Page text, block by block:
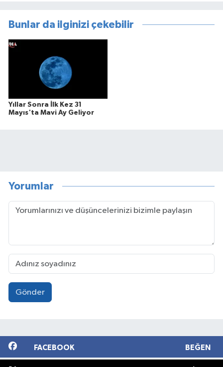
Bunlar da ilginizi çekebilir
Yıllar Sonra İlk Kez 31
Mayıs'ta Mavi Ay Geliyor
Yorumlar
Gönder
FACEBOOK BEĞEN